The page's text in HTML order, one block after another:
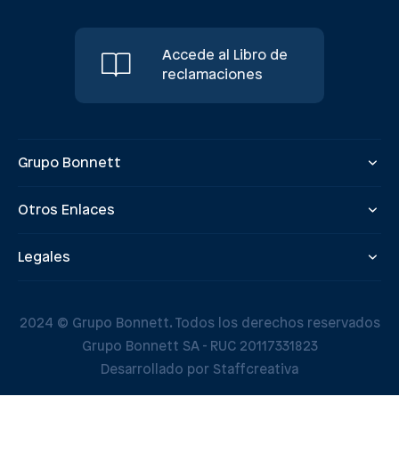
Accede al Libro de
reclamaciones
Grupo Bonnett
Otros Enlaces
Legales
2024 © Grupo Bonnett. Todos los derechos reservados
Grupo Bonnett SA - RUC 20117331823
Desarrollado por Staffcreativa